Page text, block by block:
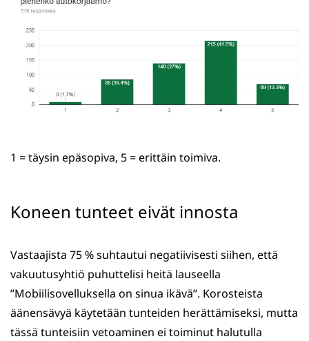
1 = täysin epäsopiva, 5 = erittäin toimiva.
Koneen tunteet eivät innosta
Vastaajista 75 % suhtautui negatiivisesti siihen, että
vakuutusyhtiö puhuttelisi heitä lauseella
”Mobiilisovelluksella on sinua ikävä”. Korosteista
äänensävyä käytetään tunteiden herättämiseksi, mutta
tässä tunteisiin vetoaminen ei toiminut halutulla